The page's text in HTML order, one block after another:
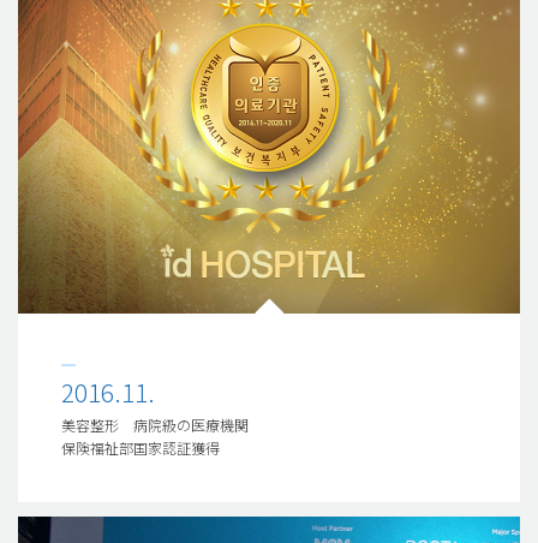
2016.11.
美容整形 病院級の医療機関
保険福祉部国家認証獲得